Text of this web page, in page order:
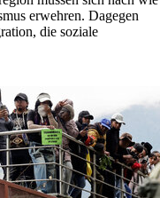
erwehren. Dagegen
die soziale